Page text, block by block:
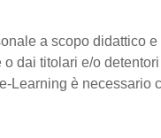
a scopo didattico e
dai titolari e/o
Learning è necessario